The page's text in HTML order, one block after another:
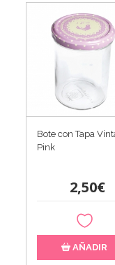
Bote con Tapa
Pink
2,50€
AÑADIR